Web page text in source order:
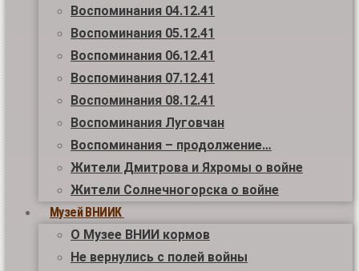
Воспоминания 04.12.41
Воспоминания 05.12.41
Воспоминания 06.12.41
Воспоминания 07.12.41
Воспоминания 08.12.41
Воспоминания Луговчан
Воспоминания – продолжение…
Жители Дмитрова и Яхромы о войне
Жители Солнечногорска о войне
Музей ВНИИК
О Музее ВНИИ кормов
Не вернулись с полей войны